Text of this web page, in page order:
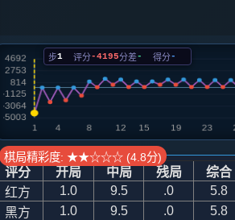
.....？５进１ 红+1334 马８进７
7. 兵一平六
.....？２平３ 红+1010
8. ？３进２ 红+101 马二进三
步1 评分-4195分差- 得分-
棋局精彩度: ★★☆☆☆ (4.8分)
评分 开局 中局 残局 综合
红方
1.0 9.5 .0 5.8
黑方 1.0 9.5 .0 5.8